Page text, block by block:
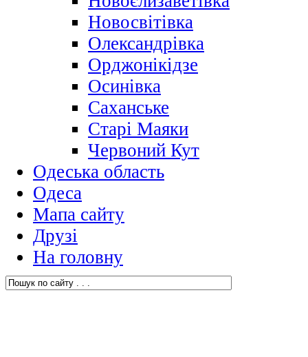
Новосвітівка
Олександрівка
Орджонікідзе
Осинівка
Саханське
Старі Маяки
Червоний Кут
Одеська область
Одеса
Мапа сайту
Друзі
На головну